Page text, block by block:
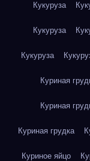
Кукуруза
Кукуруза
Кукуруза
Куриная
Куриная
Куриная грудка
Куриное яйцо